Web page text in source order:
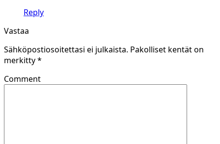
Reply
Vastaa
Sähköpostiosoitettasi ei julkaista. Pakolliset kentät on
merkitty*
Comment